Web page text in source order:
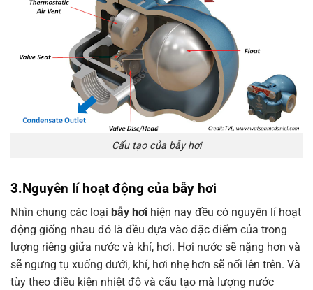
Cấu tạo của bẫy hơi
3.Nguyên lí hoạt động của bẫy hơi
Nhìn chung các loại bẫy hơi hiện nay đều có nguyên lí hoạt
động giống nhau đó là đều dựa vào đặc điểm của trong
lượng riêng giữa nước và khí, hơi. Hơi nước sẽ nặng hơn và
sẽ ngưng tụ xuống dưới, khí, hơi nhẹ hơn sẽ nổi lên trên. Và
tùy theo điều kiện nhiệt độ và cấu tạo mà lượng nước